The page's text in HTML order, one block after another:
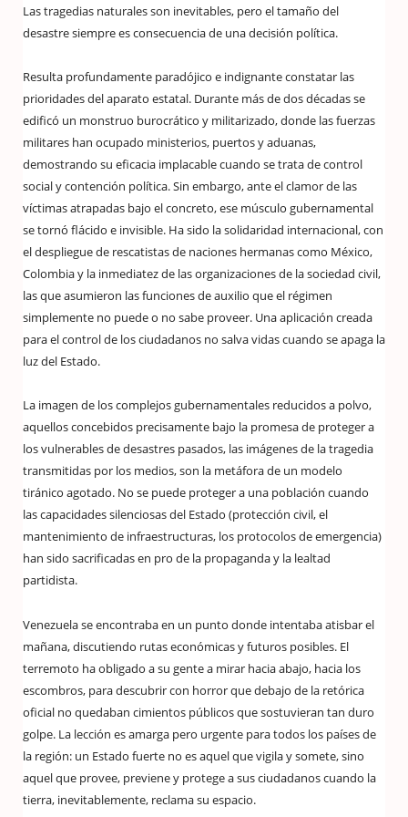
Las tragedias naturales son inevitables, pero el tamaño del
desastre siempre es consecuencia de una decisión política.
Resulta profundamente paradójico e indignante constatar las
prioridades del aparato estatal. Durante más de dos décadas se
edificó un monstruo burocrático y militarizado, donde las fuerzas
militares han ocupado ministerios, puertos y aduanas,
demostrando su eficacia implacable cuando se trata de control
social y contención política. Sin embargo, ante el clamor de las
víctimas atrapadas bajo el concreto, ese músculo gubernamental
se tornó flácido e invisible. Ha sido la solidaridad internacional, con
el despliegue de rescatistas de naciones hermanas como México,
Colombia y la inmediatez de las organizaciones de la sociedad civil,
las que asumieron las funciones de auxilio que el régimen
simplemente no puede o no sabe proveer. Una aplicación creada
para el control de los ciudadanos no salva vidas cuando se apaga la
luz del Estado.
La imagen de los complejos gubernamentales reducidos a polvo,
aquellos concebidos precisamente bajo la promesa de proteger a
los vulnerables de desastres pasados, las imágenes de la tragedia
transmitidas por los medios, son la metáfora de un modelo
tiránico agotado. No se puede proteger a una población cuando
las capacidades silenciosas del Estado (protección civil, el
mantenimiento de infraestructuras, los protocolos de emergencia)
han sido sacrificadas en pro de la propaganda y la lealtad
partidista.
Venezuela se encontraba en un punto donde intentaba atisbar el
mañana, discutiendo rutas económicas y futuros posibles. El
terremoto ha obligado a su gente a mirar hacia abajo, hacia los
escombros, para descubrir con horror que debajo de la retórica
oficial no quedaban cimientos públicos que sostuvieran tan duro
golpe. La lección es amarga pero urgente para todos los países de
la región: un Estado fuerte no es aquel que vigila y somete, sino
aquel que provee, previene y protege a sus ciudadanos cuando la
tierra, inevitablemente, reclama su espacio.